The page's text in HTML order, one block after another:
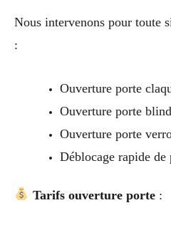
Nous intervenons pour toute
:
Ouverture porte
Ouverture porte
Ouverture porte
Déblocage rapide de
Tarifs ouverture porte: